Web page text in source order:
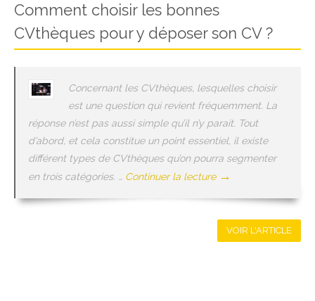
Comment choisir les bonnes
CVthèques pour y déposer son CV ?
Concernant les CVthèques, lesquelles choisir
est une question qui revient fréquemment. La
réponse n’est pas aussi simple qu’il n’y parait. Tout
d’abord, et cela constitue un point essentiel, il existe
différent types de CVthèques qu’on pourra segmenter
en trois catégories. … Continuer la lecture →
VOIR L'ARTICLE